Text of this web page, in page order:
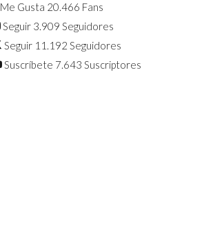
Me Gusta 20.466 Fans
Seguir 3.909 Seguidores
Seguir 11.192 Seguidores
Suscríbete 7.643 Suscriptores